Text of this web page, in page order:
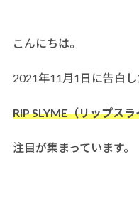
こんにちは。
2021年11月1日に告白し
RIP SLYME（リップスラ
注目が集まっています。